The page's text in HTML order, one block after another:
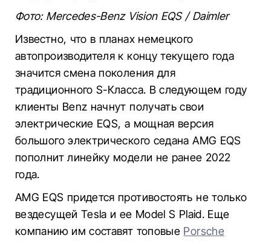
Фото: Mercedes-Benz Vision EQS / Daimler
Известно, что в планах немецкого
автопроизводителя к концу текущего года
значится смена поколения для
традиционного S-Класса. В следующем году
клиенты Benz начнут получать свои
электрические EQS, а мощная версия
большого электрического седана AMG EQS
пополнит линейку модели не ранее 2022
года.
AMG EQS придется противостоять не только
вездесущей Tesla и ее Model S Plaid. Еще
компанию им составят топовые Porsche